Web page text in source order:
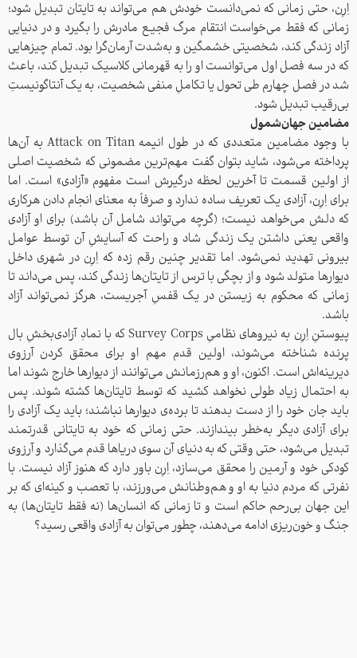
اِرِن، حتی زمانی که نمی‌دانست خودش هم می‌تواند به تایتان تبدیل شود؛
زمانی که فقط می‌خواست انتقام مرگ فجیع مادرش را بگیرد و در دنیایی
آزاد زندگی کند، شخصیتی خشمگین و به‌شدت آرمان‌گرا بود. تمام چیزهایی
که در سه فصل اول می‌توانست او را به قهرمانی کلاسیک تبدیل کند، باعث
شد در فصل چهارم طی تحول یا تکاملِ منفی شخصیت، به یک آنتاگونیستِ
بی‌رقیب تبدیل شود.
مضامین جهان‌شمول
با وجود مضامین متعددی که در طول انیمه Attack on Titan به آن‌ها
پرداخته می‌شود، شاید بتوان گفت مهم‌ترین مضمونی که شخصیت اصلی
از اولین قسمت تا آخرین لحظه درگیرش است مفهوم «آزادی» است. اما
برای اِرِن، آزادی یک تعریف ساده ندارد و صرفاً به معنای انجام دادن هرکاری
که دلش می‌خواهد نیست؛ (گرچه می‌تواند شامل آن باشد) برای او آزادی
واقعی یعنی داشتن یک زندگی شاد و راحت که آسایشِ آن توسط عوامل
بیرونی تهدید نمی‌شود. اما تقدیر چنین رقم زده که اِرِن در شهری داخل
دیوارها متولد شود و از بچگی با ترس از تایتان‌ها زندگی کند، پس می‌داند تا
زمانی که محکوم به زیستن در یک قفسِ آجریست، هرگز نمی‌تواند آزاد
باشد.
پیوستنِ اِرِن به نیروهای نظامیِ Survey Corps که با نمادِ آزادی‌بخشِ بال
پرنده‌ شناخته می‌شوند، اولین قدم مهم او برای محقق کردن آرزوی
دیرینه‌اش است. اکنون، او و هم‌رزمانش می‌توانند از دیوارها خارج شوند اما
به احتمال زیاد طولی نخواهد کشید که توسط تایتان‌ها کشته شوند. پس
باید جان خود را از دست بدهند تا برده‌ی دیوارها نباشند؛ باید یک آزادی را
برای آزادی دیگر به‌خطر بیندازند. حتی زمانی که خود به تایتانی قدرتمند
تبدیل می‌شود، حتی وقتی که به دنیای آن سوی دریاها قدم می‌گذارد و آرزوی
کودکی خود و آرمین را محقق می‌سازد، اِرِن باور دارد که هنوز آزاد نیست. با
نفرتی که مردم دنیا به او و هم‌وطنانش می‌ورزند، با تعصب و کینه‌ای که بر
این جهان بی‌رحم حاکم است و تا زمانی که انسان‌ها (نه فقط تایتان‌ها) به
جنگ و خون‌ریزی ادامه می‌دهند، چطور می‌توان به آزادی واقعی رسید؟